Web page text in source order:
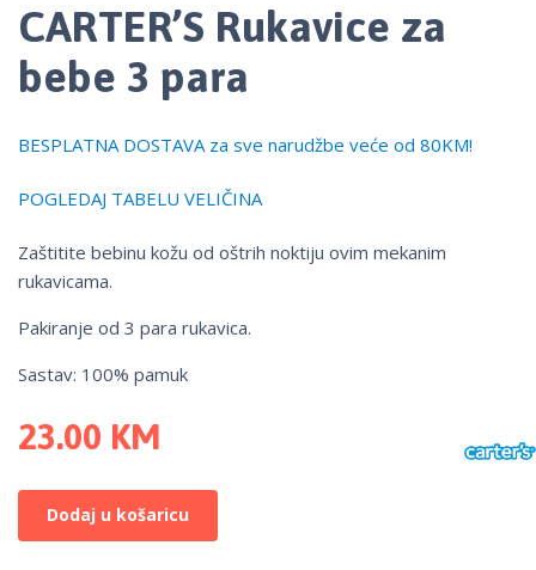
CARTER’S Rukavice za
bebe 3 para
BESPLATNA DOSTAVA za sve narudžbe veće od 80KM!
POGLEDAJ TABELU VELIČINA
Zaštitite bebinu kožu od oštrih noktiju ovim mekanim
rukavicama.
Pakiranje od 3 para rukavica.
Sastav: 100% pamuk
23.00 KM
Dodaj u košaricu